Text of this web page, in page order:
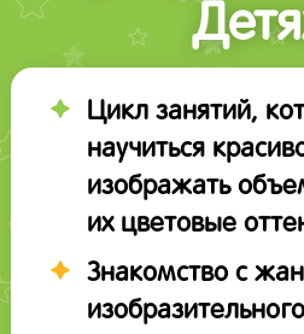
Цикл занятий,
научиться
изображать
их цветовые
Знакомство с